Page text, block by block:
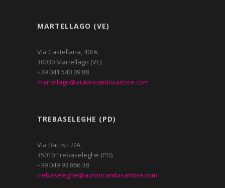
MARTELLAGO (VE)
Via Castellana, 40/A,
30030 Martellago (VE)
+39 041 540 09 88
martellago@autoricambisartore.com
TREBASELEGHE (PD)
Via Battisti 2/A,
35010 Trebaseleghe (PD)
+39 049 93 866 38
trebaseleghe@autoricambisartore.com